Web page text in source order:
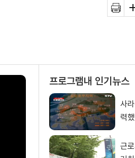
프로그램내 인기뉴스
사라
력
근